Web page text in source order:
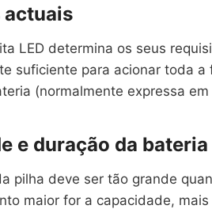
actuais
LED determina os seus
suficiente para acionar toda
(normalmente expressa
e duração da bateria
pilha deve ser tão grande
maior for a capacidade,